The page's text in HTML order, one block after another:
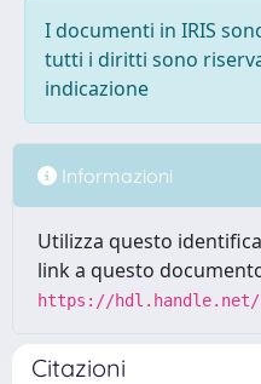
I documenti in IRIS
tutti i diritti sono
indicazione
Informazioni
Utilizza questo
link a questo
https://hdl.handle.net/
Citazioni